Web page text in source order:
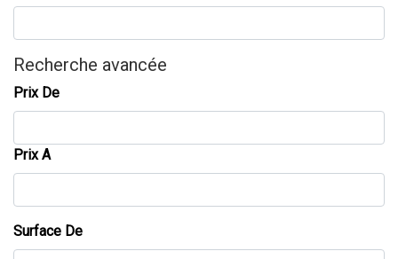
Recherche avancée
Prix De
Prix A
Surface De